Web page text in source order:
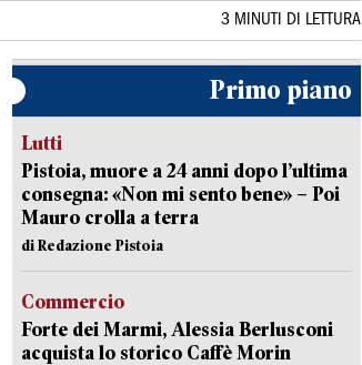
3 MINUTI DI LETTURA
Primo piano
Lutti
Pistoia, muore a 24 anni dopo l’ultima
consegna: «Non mi sento bene» – Poi
Mauro crolla a terra
di Redazione Pistoia
Commercio
Forte dei Marmi, Alessia Berlusconi
acquista lo storico Caffè Morin